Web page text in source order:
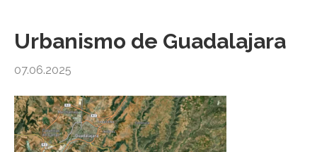
Urbanismo de Guadalajara
07.06.2025